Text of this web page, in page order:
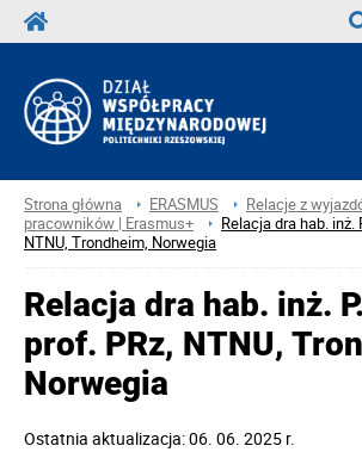
Strona główna ERASMUS Relacje z
pracowników | Erasmus+
Relacja dra hab. inż.
NTNU, Trondheim, Norwegia
Relacja dra hab. inż.
prof. PRz, NTNU,
Norwegia
Ostatnia aktualizacja: 06. 06. 2025 r.